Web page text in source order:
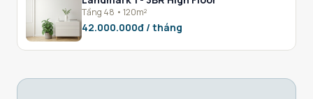
Tầng 48 • 120m²
42.000.000đ / tháng